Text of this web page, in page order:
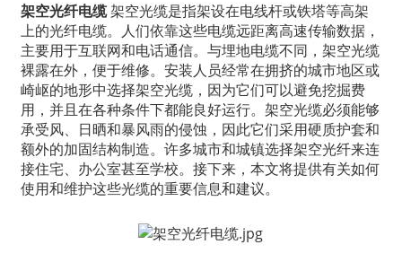
架空光纤电缆架空光缆是指架设在电线杆或铁塔等高架
上的光纤电缆。人们依靠这些电缆远距离高速传输数据，
主要用于互联网和电话通信。与埋地电缆不同，架空光缆
裸露在外，便于维修。安装人员经常在拥挤的城市地区或
崎岖的地形中选择架空光缆，因为它们可以避免挖掘费
用，并且在各种条件下都能良好运行。架空光缆必须能够
承受风、日晒和暴风雨的侵蚀，因此它们采用硬质护套和
额外的加固结构制造。许多城市和城镇选择架空光纤来连
接住宅、办公室甚至学校。接下来，本文将提供有关如何
使用和维护这些光缆的重要信息和建议。